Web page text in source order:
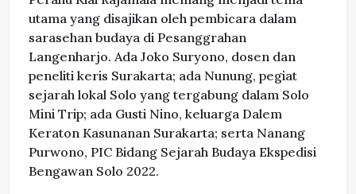
utama yang disajikan oleh pembicara dalam
sarasehan budaya di Pesanggrahan
Langenharjo. Ada Joko Suryono, dosen dan
peneliti keris Surakarta; ada Nunung, pegiat
sejarah lokal Solo yang tergabung dalam Solo
Mini Trip; ada Gusti Nino, keluarga Dalem
Keraton Kasunanan Surakarta; serta Nanang
Purwono, PIC Bidang Sejarah Budaya Ekspedisi
Bengawan Solo 2022.